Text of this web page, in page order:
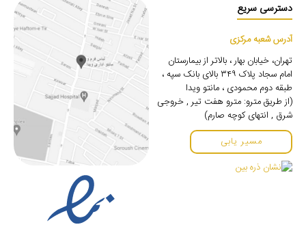
دسترسی سریع
آدرس شعبه مرکزی
تهران، خیابان بهار ، بالاتر از بیمارستان
امام سجاد پلاک ۳۴۹ بالای بانک سپه ،
طبقه دوم محمودی ، مانتو ویدا
(از طریق مترو: مترو هفت تیر , خروجی
شرق , انتهای کوچه صارم)
مسیر یابی